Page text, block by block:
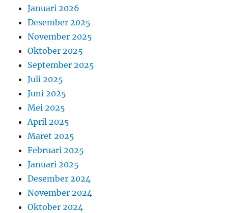
Januari 2026
Desember 2025
November 2025
Oktober 2025
September 2025
Juli 2025
Juni 2025
Mei 2025
April 2025
Maret 2025
Februari 2025
Januari 2025
Desember 2024
November 2024
Oktober 2024